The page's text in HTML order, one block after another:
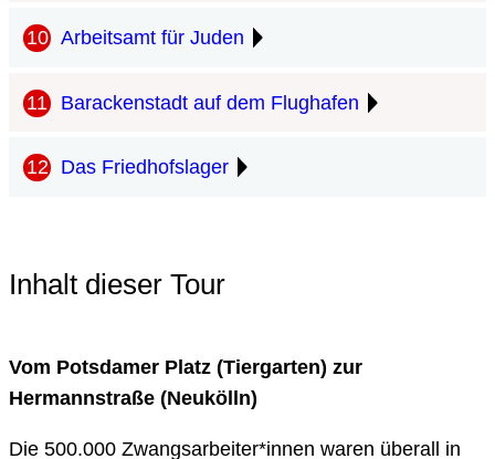
Arbeitsamt für Juden
Barackenstadt auf dem Flughafen
Das Friedhofslager
Inhalt dieser Tour
Vom Potsdamer Platz (Tiergarten) zur
Hermannstraße (Neukölln)
Die 500.000 Zwangsarbeiter*innen waren überall in